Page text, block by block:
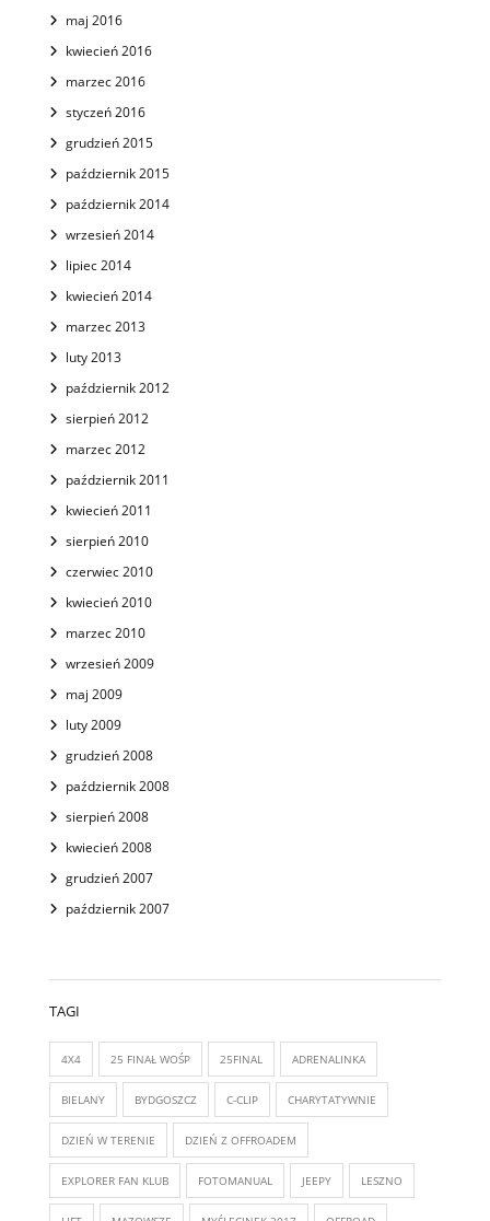
maj 2016
kwiecień 2016
marzec 2016
styczeń 2016
grudzień 2015
październik 2015
październik 2014
wrzesień 2014
lipiec 2014
kwiecień 2014
marzec 2013
luty 2013
październik 2012
sierpień 2012
marzec 2012
październik 2011
kwiecień 2011
sierpień 2010
czerwiec 2010
kwiecień 2010
marzec 2010
wrzesień 2009
maj 2009
luty 2009
grudzień 2008
październik 2008
sierpień 2008
kwiecień 2008
grudzień 2007
październik 2007
TAGI
4X4 25 FINAŁ WOŚP 25FINAL ADRENALINKA
BIELANY BYDGOSZCZ C-CLIP CHARYTATYWNIE
DZIEŃ W TERENIE DZIEŃ Z OFFROADEM
EXPLORER FAN KLUB FOTOMANUAL JEEPY LESZNO